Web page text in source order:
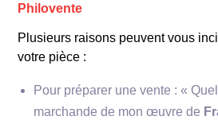
les animaux de la ferme,
Pompon à Saulieu.
Philovente
Plusieurs raisons peuvent vous
votre pièce :
Pour préparer une vente : «
marchande de mon œuvre de